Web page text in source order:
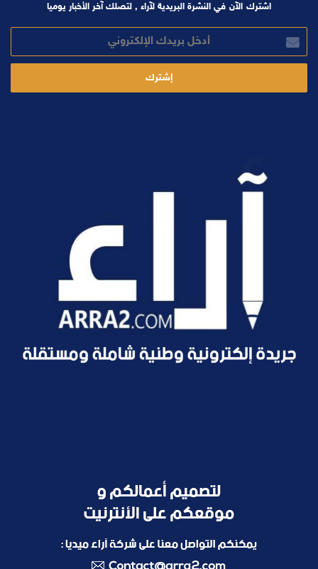
اشترك الآن في النشرة البريدية لآراء , لتصلك آخر الأخبار يوميا
بريدك
الإلكتروني